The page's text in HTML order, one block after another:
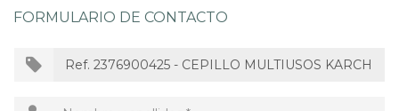
FORMULARIO DE CONTACTO